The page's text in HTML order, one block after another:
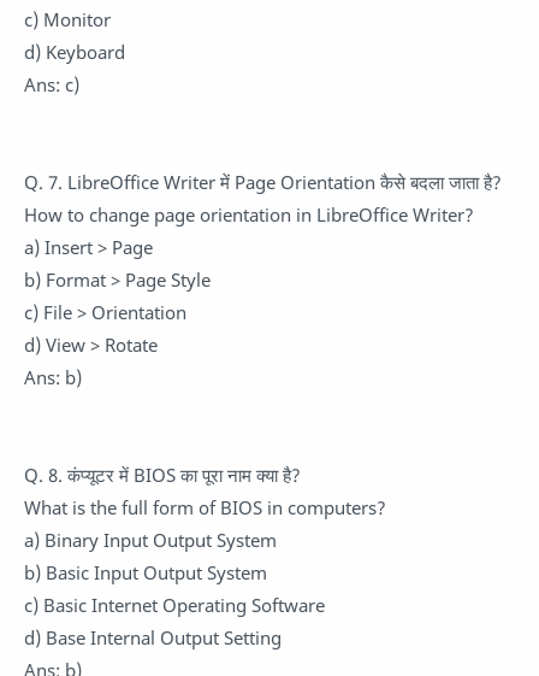
c) Monitor
d) Keyboard
Ans: c)
Q. 7. LibreOffice Writer में Page Orientation कैसे बदला जाता है?
How to change page orientation in LibreOffice Writer?
a) Insert > Page
b) Format > Page Style
c) File > Orientation
d) View > Rotate
Ans: b)
Q. 8. कंप्यूटर में BIOS का पूरा नाम क्या है?
What is the full form of BIOS in computers?
a) Binary Input Output System
b) Basic Input Output System
c) Basic Internet Operating Software
d) Base Internal Output Setting
Ans: b)